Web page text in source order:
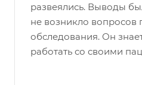
развеялись. Выводы
не возникло вопросов
обследования. Он
работать со своими